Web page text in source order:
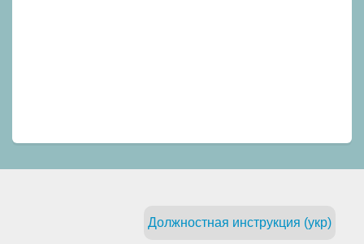
Должностная инструкция (укр)